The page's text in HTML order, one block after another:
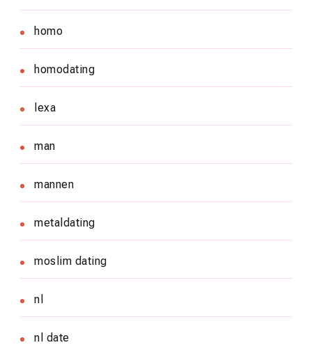
homo
homodating
lexa
man
mannen
metaldating
moslim dating
nl
nl date